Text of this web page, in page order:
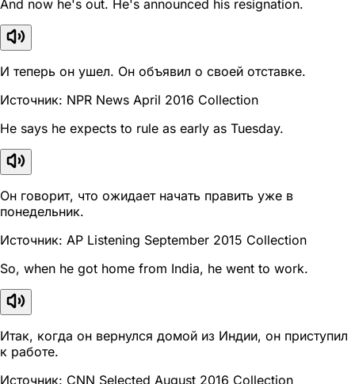
And now he's out. He's announced his resignation.
И теперь он ушел. Он объявил о своей отставке.
Источник: NPR News April 2016 Collection
He says he expects to rule as early as Tuesday.
Он говорит, что ожидает начать править уже в
понедельник.
Источник: AP Listening September 2015 Collection
So, when he got home from India, he went to work.
Итак, когда он вернулся домой из Индии, он приступил
к работе.
Источник: CNN Selected August 2016 Collection